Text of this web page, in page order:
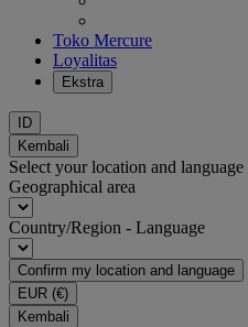
Toko Mercure
Loyalitas
Ekstra
ID
Kembali
Select your location and
Geographical area
Country/Region - Language
Confirm my location and language
EUR (€)
Kembali